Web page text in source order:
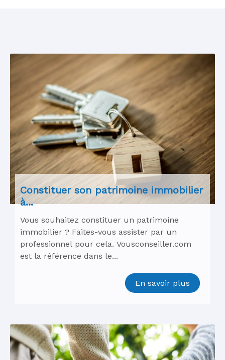
Constituer son patrimoine immobilier
à...
Vous souhaitez constituer un patrimoine
immobilier ? Faites-vous assister par un
professionnel pour cela. Vousconseiller.com
est la référence dans le...
En savoir plus